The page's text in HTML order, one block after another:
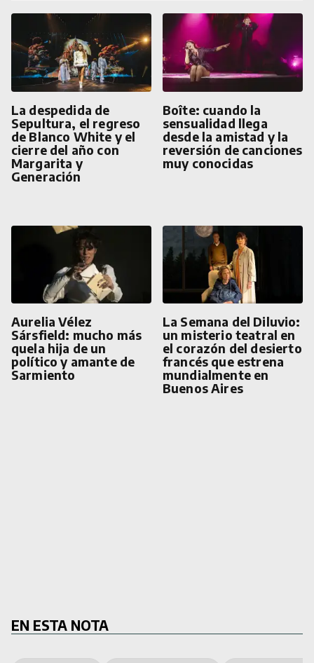
La despedida de
Sepultura, el regreso
de Blanco White y el
cierre del año con
Margarita y
Generación
Boîte: cuando la
sensualidad llega
desde la amistad y la
reversión de canciones
muy conocidas
Aurelia Vélez
Sársfield: mucho más
quela hija de un
político y amante de
Sarmiento
La Semana del Diluvio:
un misterio teatral en
el corazón del desierto
francés que estrena
mundialmente en
Buenos Aires
EN ESTA NOTA